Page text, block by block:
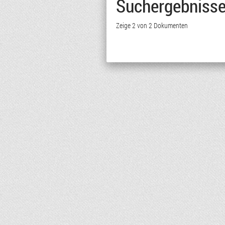
Zeige 2 von 2 Dokumenten